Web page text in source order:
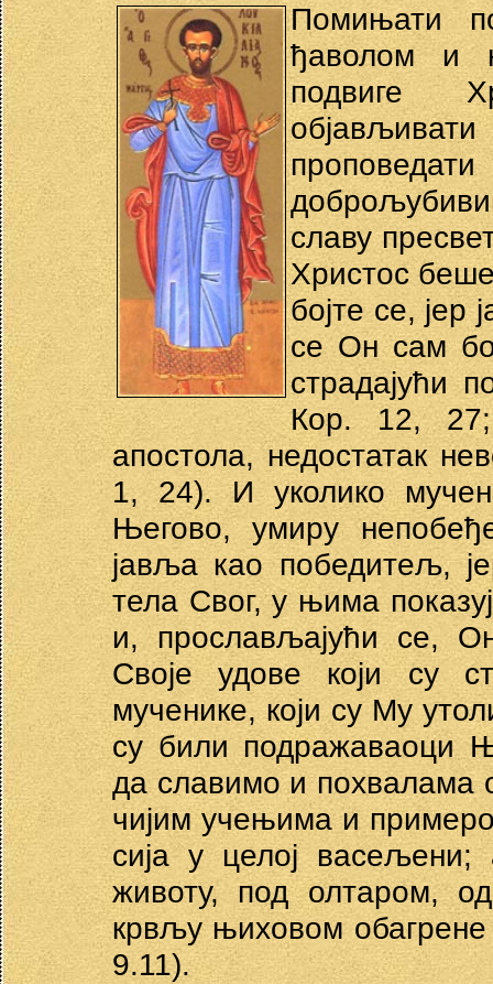
Помињати
ђаволом и
подвиге
славу
Христос
бојте се, јер
се Он сам
страдајући
Кор. 12,
апостола, недостатак
1, 24). И уколико
Његово, умиру
јавља као победитељ,
тела Свог, у њима
и, прослављајући се,
Своје удове који су
мученике, који су Му
су били подражаваоци
да славимо и похвалама
чијим учењима и
сија у целој
животу, под олтаром,
крвљу њиховом
9.11).